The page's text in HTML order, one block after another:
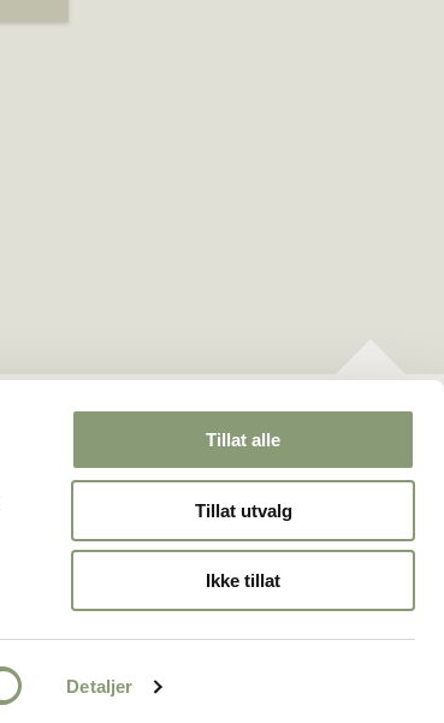
Detaljer
Tillat alle
Tillat utvalg
Ikke tillat
For pressenForskningKontakt oss